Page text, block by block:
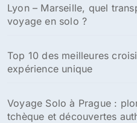
Lyon – Marseille, quel
voyage en solo ?
Top 10 des meilleures
expérience unique
Voyage Solo à Prague :
tchèque et découvertes